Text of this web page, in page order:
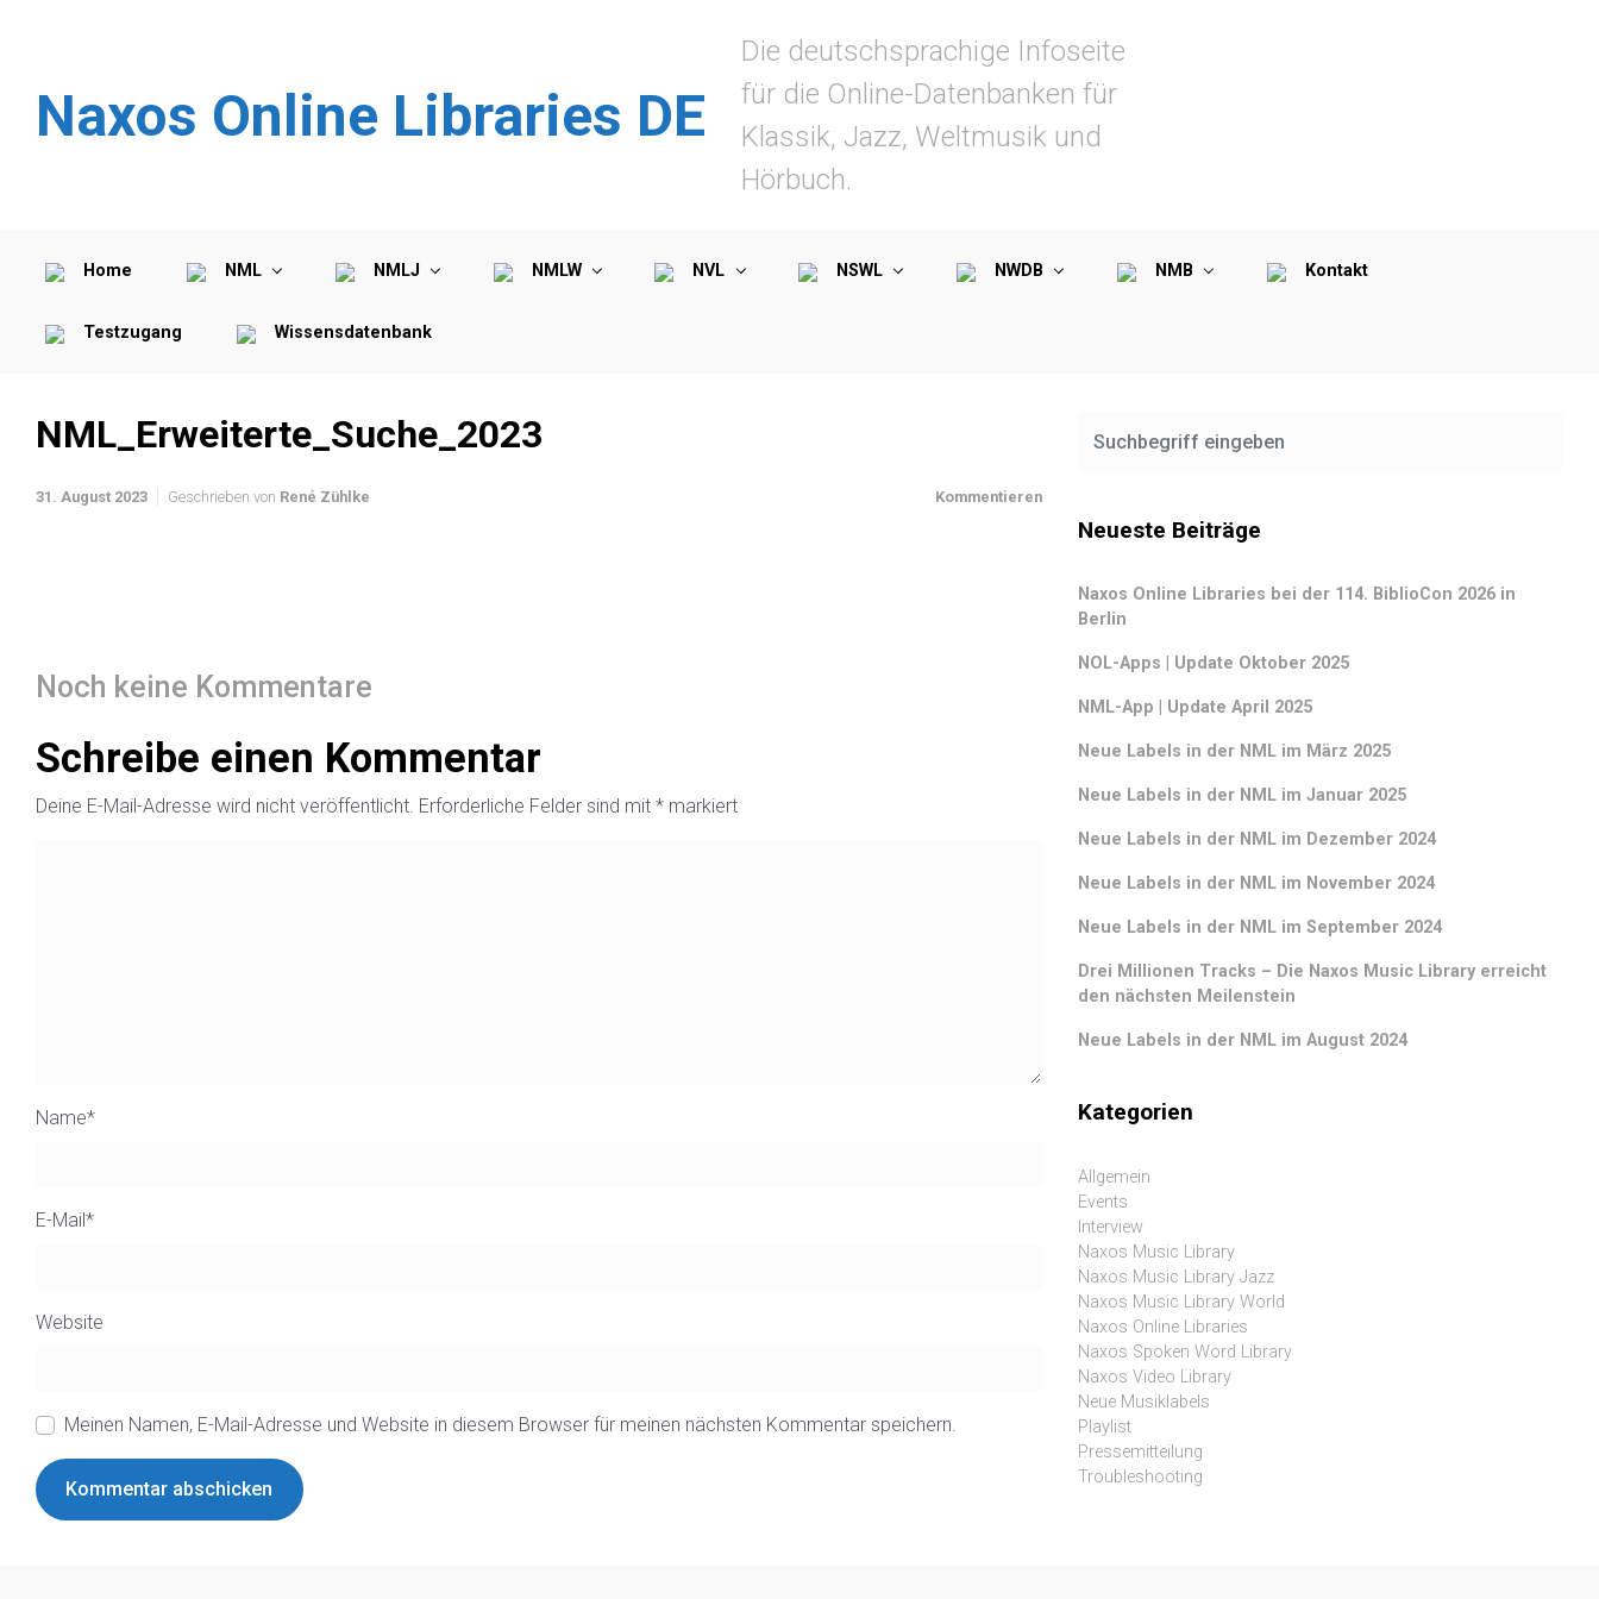
Naxos Online Libraries DE
Die deutschsprachige Infoseite
für die Online-Datenbanken für
Klassik, Jazz, Weltmusik und
Hörbuch.
Home NML NMLJ NMLW NVL NSWL NWDB NMB Kontakt
Testzugang Wissensdatenbank
NML_Erweiterte_Suche_2023
31. August 2023 Geschrieben von René Zühlke Kommentieren
Noch keine Kommentare
Schreibe einen Kommentar
Deine E-Mail-Adresse wird nicht veröffentlicht. Erforderliche Felder sind mit * markiert
Name*
E-Mail*
Website
Meinen Namen, E-Mail-Adresse und Website in diesem Browser für meinen nächsten Kommentar speichern.
Neueste Beiträge
Naxos Online Libraries bei der 114. BiblioCon 2026 in
Berlin
NOL-Apps | Update Oktober 2025
NML-App | Update April 2025
Neue Labels in der NML im März 2025
Neue Labels in der NML im Januar 2025
Neue Labels in der NML im Dezember 2024
Neue Labels in der NML im November 2024
Neue Labels in der NML im September 2024
Drei Millionen Tracks – Die Naxos Music Library erreicht
den nächsten Meilenstein
Neue Labels in der NML im August 2024
Kategorien
Allgemein
Events
Interview
Naxos Music Library
Naxos Music Library Jazz
Naxos Music Library World
Naxos Online Libraries
Naxos Spoken Word Library
Naxos Video Library
Neue Musiklabels
Playlist
Pressemitteilung
Troubleshooting